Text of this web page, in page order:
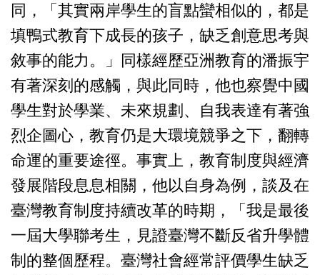
同，「其實兩岸學生的盲點蠻相似的，都是
填鴨式教育下成長的孩子，缺乏創意思考與
敘事的能力。」同樣經歷亞洲教育的潘振宇
有著深刻的感觸，與此同時，他也察覺中國
學生對於學業、未來規劃、自我表達有著強
烈企圖心，教育仍是大環境競爭之下，翻轉
命運的重要途徑。事實上，教育制度與經濟
發展階段息息相關，他以自身為例，談及在
臺灣教育制度持續改革的時期，「我是最後
一屆大學聯考生，見證臺灣不斷反省升學體
制的整個歷程。臺灣社會經常評價學生缺乏